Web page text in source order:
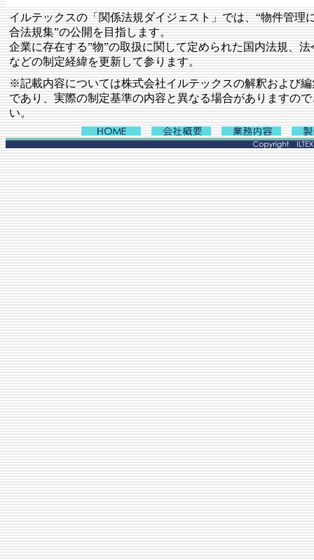
イルテックスの「関係法規ダイジェスト」では、“物件管理
合法規集”の公開を目指します。
企業に存在する”物”の取扱に関して定められた国内法規、
などの制定経緯を更新して参ります。
※記載内容については株式会社イルテックスの解釈および
であり、実際の制定基準の内容と異なる場合がありますの
い。